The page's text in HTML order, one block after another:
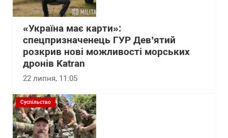
«Україна має карти»:
спецпризначенець ГУР Дев’ятий
розкрив нові можливості морських
дронів Katran
22 липня, 11:05
Суспільство